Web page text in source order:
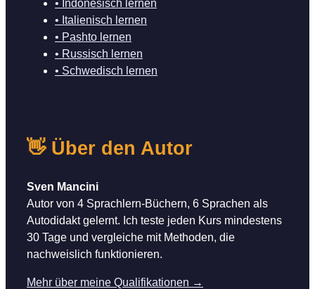
• Indonesisch lernen
• Italienisch lernen
• Pashto lernen
• Russisch lernen
• Schwedisch lernen
👋 Über den Autor
Sven Mancini
Autor von 4 Sprachlern-Büchern, 6 Sprachen als
Autodidakt gelernt. Ich teste jeden Kurs mindestens
30 Tage und vergleiche mit Methoden, die
nachweislich funktionieren.
Mehr über meine Qualifikationen →